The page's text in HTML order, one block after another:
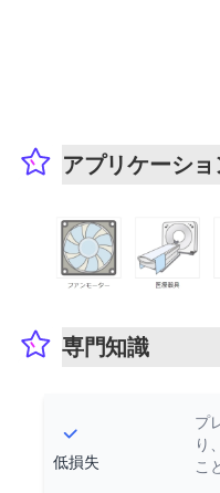
アプリケーシ
専門知識
低損失
プ
り
こ